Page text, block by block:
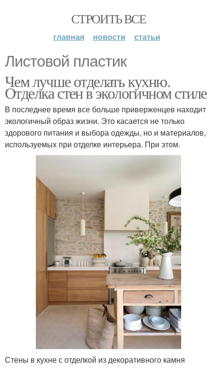
СТРОИТЬ ВСЕ
главная новости статьи
Листовой пластик
Чем лучше отделать кухню.
Отделка стен в экологичном стиле
В последнее время все больше приверженцев находит
экологичный образ жизни. Это касается не только
здорового питания и выбора одежды, но и материалов,
используемых при отделке интерьера. При этом.
Стены в кухне с отделкой из декоративного камня